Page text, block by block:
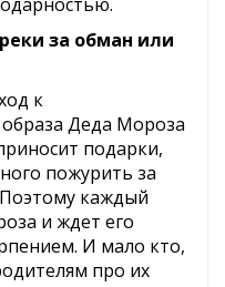
за обман или
к
Деда Мороза
подарки,
пожурить за
каждый
и ждет его
И мало кто,
про их